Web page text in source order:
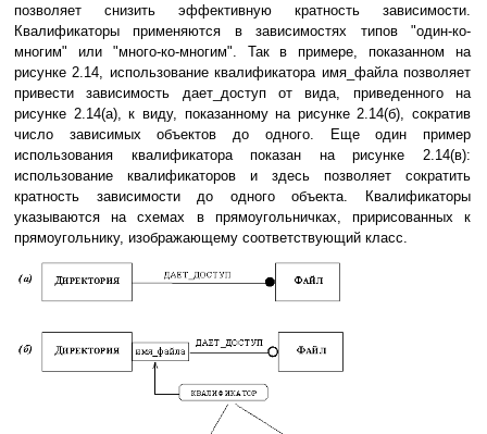
позволяет снизить эффективную кратность зависимости.
Квалификаторы применяются в зависимостях типов "один-ко-
многим" или "много-ко-многим". Так в примере, показанном на
рисунке 2.14, использование квалификатора имя_файла позволяет
привести зависимость дает_доступ от вида, приведенного на
рисунке 2.14(а), к виду, показанному на рисунке 2.14(б), сократив
число зависимых объектов до одного. Еще один пример
использования квалификатора показан на рисунке 2.14(в):
использование квалификаторов и здесь позволяет сократить
кратность зависимости до одного объекта. Квалификаторы
указываются на схемах в прямоугольничках, пририсованных к
прямоугольнику, изображающему соответствующий класс.